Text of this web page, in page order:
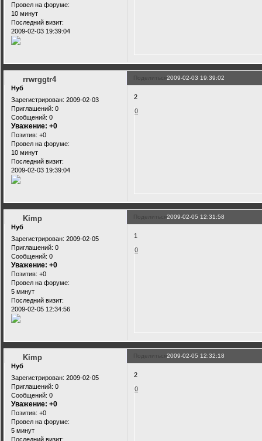
Провел на форуме:
10 минут
Последний визит:
2009-02-03 19:39:04
Поделиться2009-02-03 19:39:02
rrwrggtr4
Нуб
Зарегистрирован: 2009-02-03
Приглашений: 0
Сообщений: 0
Уважение: +0
Позитив: +0
Провел на форуме:
10 минут
Последний визит:
2009-02-03 19:39:04
2
0
Поделиться2009-02-05 12:31:58
Kimp
Нуб
Зарегистрирован: 2009-02-05
Приглашений: 0
Сообщений: 0
Уважение: +0
Позитив: +0
Провел на форуме:
5 минут
Последний визит:
2009-02-05 12:34:56
1
0
Поделиться2009-02-05 12:32:18
Kimp
Нуб
Зарегистрирован: 2009-02-05
Приглашений: 0
Сообщений: 0
Уважение: +0
Позитив: +0
Провел на форуме:
5 минут
Последний визит:
2
0